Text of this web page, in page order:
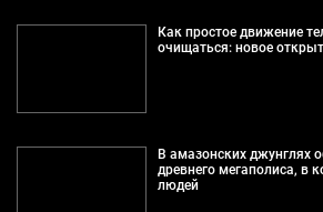
Как простое движение
очищаться: новое
В амазонских джунглях
древнего мегаполиса, в
людей